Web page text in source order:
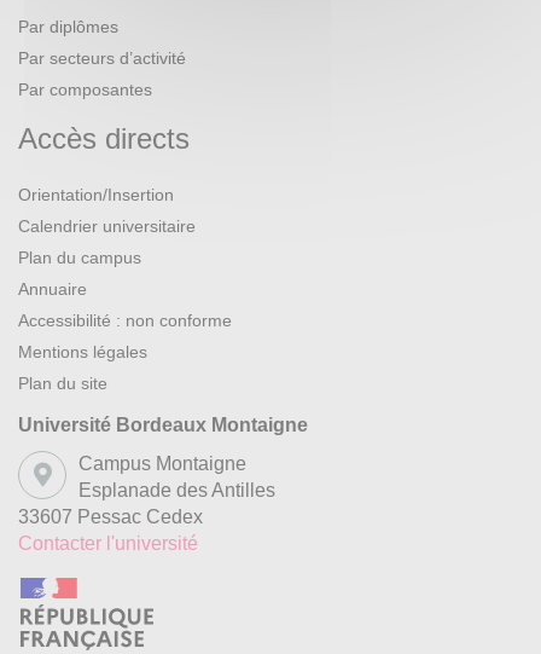
Par diplômes
Par secteurs d’activité
Par composantes
Accès directs
Orientation/Insertion
Calendrier universitaire
Plan du campus
Annuaire
Accessibilité : non conforme
Mentions légales
Plan du site
Université Bordeaux Montaigne
Campus Montaigne
Esplanade des Antilles
33607 Pessac Cedex
Contacter l'université